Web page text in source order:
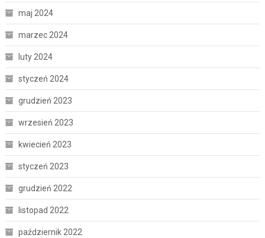
maj 2024
marzec 2024
luty 2024
styczeń 2024
grudzień 2023
wrzesień 2023
kwiecień 2023
styczeń 2023
grudzień 2022
listopad 2022
październik 2022